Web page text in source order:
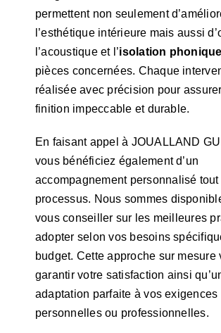
permettent non seulement
l’esthétique intérieure mais aussi
l’acoustique et l’isolation phonique
pièces concernées. Chaque
réalisée avec précision pour
finition impeccable et durable.
En faisant appel à JOUALLAND
vous bénéficiez également d’un
accompagnement personnalisé
processus. Nous sommes
vous conseiller sur les meilleures
adopter selon vos besoins
budget. Cette approche sur mesure
garantir votre satisfaction ainsi
adaptation parfaite à vos exigences
personnelles ou professionnelles.